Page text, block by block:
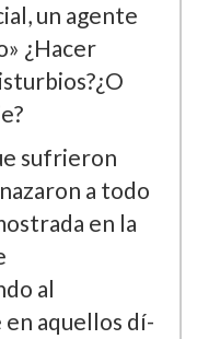
un agente
¿Hacer
sufrieron
a todo
en la
al
en aquellos dí­